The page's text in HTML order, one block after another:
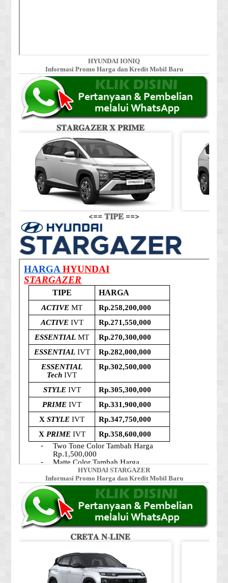
HYUNDAI IONIQ
Informasi Promo Harga dan Kredit Mobil Baru
𝐒𝐓𝐀𝐑𝐆𝐀𝐙𝐄𝐑 𝐗 𝐏𝐑𝐈𝐌𝐄
<== 𝐓𝐈𝐏𝐄 ==>
HYUNDAI STARGAZER
Informasi Promo Harga dan Kredit Mobil Baru
𝐂𝐑𝐄𝐓𝐀 𝐍-𝐋𝐈𝐍𝐄